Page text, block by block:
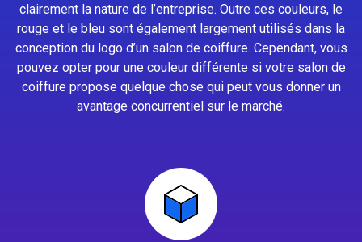
clairement la nature de l’entreprise. Outre ces couleurs, le
rouge et le bleu sont également largement utilisés dans la
conception du logo d’un salon de coiffure. Cependant, vous
pouvez opter pour une couleur différente si votre salon de
coiffure propose quelque chose qui peut vous donner un
avantage concurrentiel sur le marché.